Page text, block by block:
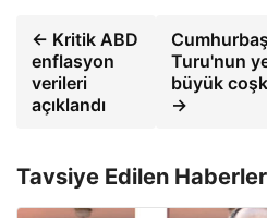
← Kritik ABD
enflasyon
verileri
açıklandı
Turu'nun
büyük
→
Tavsiye Edilen Haberler